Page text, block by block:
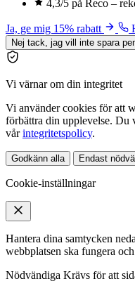
4,3/5 på Reco –
Ja, ge mig 15% rabatt
Nej tack, jag vill inte spara
Vi värnar om din integritet
Vi använder cookies för att
förbättra din upplevelse. Du
vårintegritetspolicy.
Godkänn alla Endast
Cookie-inställningar
Hantera dina samtycken
webbplatsen ska fungera
Nödvändiga Krävs för att